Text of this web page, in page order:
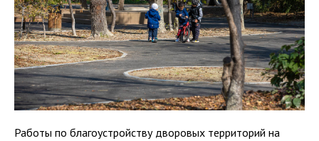
Работы по благоустройству дворовых территорий на